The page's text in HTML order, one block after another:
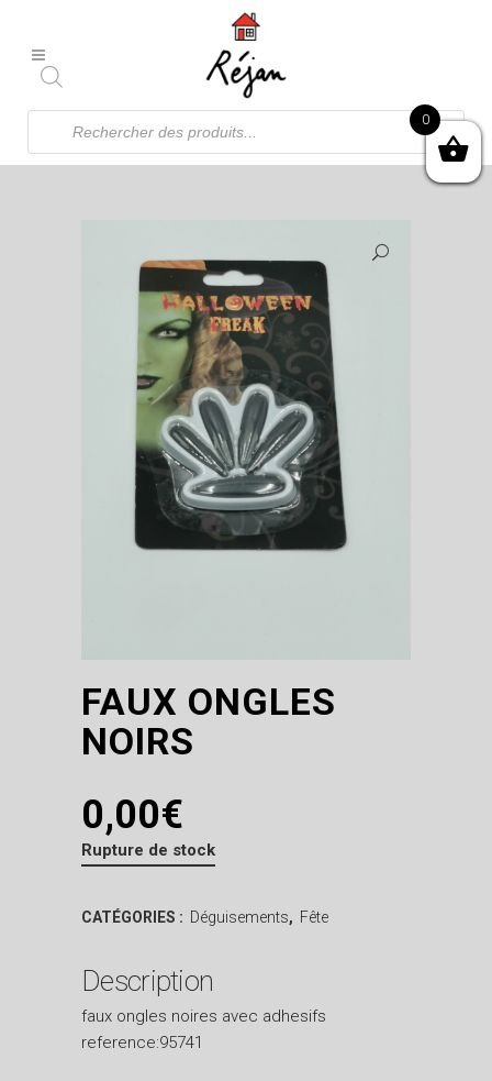
Recherche
produits
FAUX ONGLES
NOIRS
0,00€
Rupture de stock
CATÉGORIES : Déguisements, Fête
Description
faux ongles noires avec adhesifs
reference:95741
0